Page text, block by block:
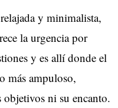
y minimalista,
la urgencia por
y es allí donde el
más ampuloso,
objetivos ni su encanto.